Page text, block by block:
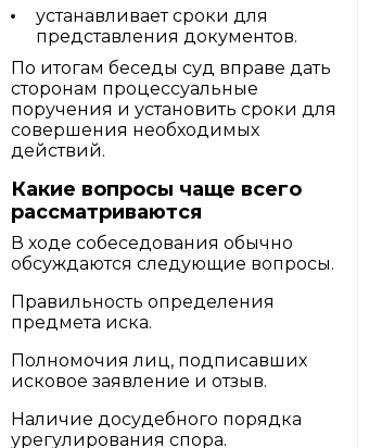
устанавливает сроки для
представления документов.
По итогам беседы суд вправе дать
сторонам процессуальные
поручения и установить сроки для
совершения необходимых
действий.
Какие вопросы чаще всего
рассматриваются
В ходе собеседования обычно
обсуждаются следующие вопросы.
Правильность определения
предмета иска.
Полномочия лиц, подписавших
исковое заявление и отзыв.
Наличие досудебного порядка
урегулирования спора.